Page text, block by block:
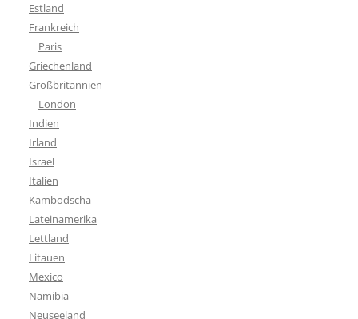
Estland
Frankreich
Paris
Griechenland
Großbritannien
London
Indien
Irland
Israel
Italien
Kambodscha
Lateinamerika
Lettland
Litauen
Mexico
Namibia
Neuseeland